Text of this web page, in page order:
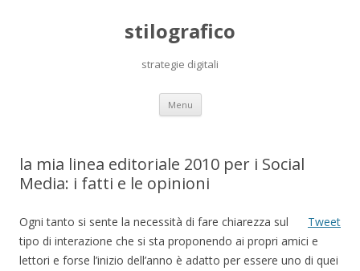
stilografico
strategie digitali
Menu Skip
content
la mia linea editoriale 2010 per i Social
Media: i fatti e le opinioni
Tweet
Ogni tanto si sente la necessità di fare chiarezza sul
tipo di interazione che si sta proponendo ai propri amici e
lettori e forse l’inizio dell’anno è adatto per essere uno di quei